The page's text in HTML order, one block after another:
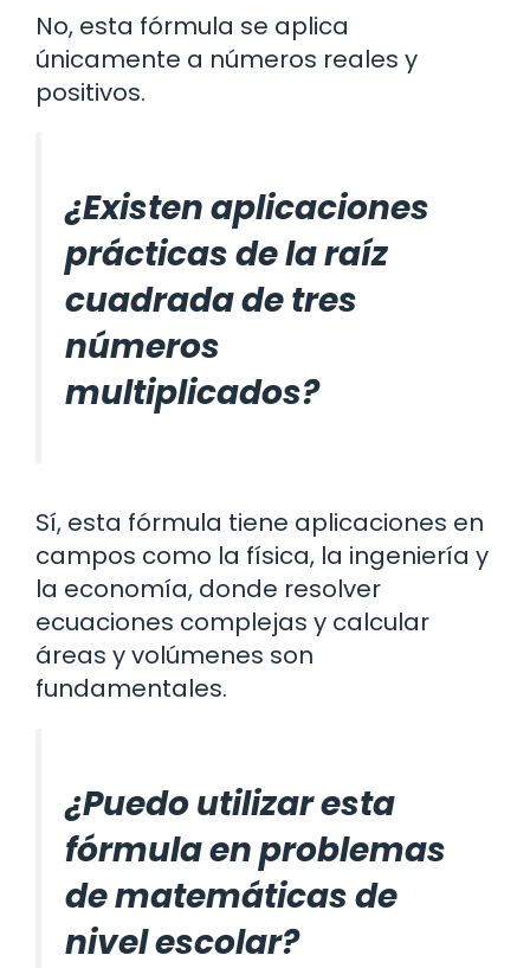
No, esta fórmula se aplica
únicamente a números reales y
positivos.
¿Existen aplicaciones
prácticas de la raíz
cuadrada de tres
números
multiplicados?
Sí, esta fórmula tiene aplicaciones en
campos como la física, la ingeniería y
la economía, donde resolver
ecuaciones complejas y calcular
áreas y volúmenes son
fundamentales.
¿Puedo utilizar esta
fórmula en problemas
de matemáticas de
nivel escolar?